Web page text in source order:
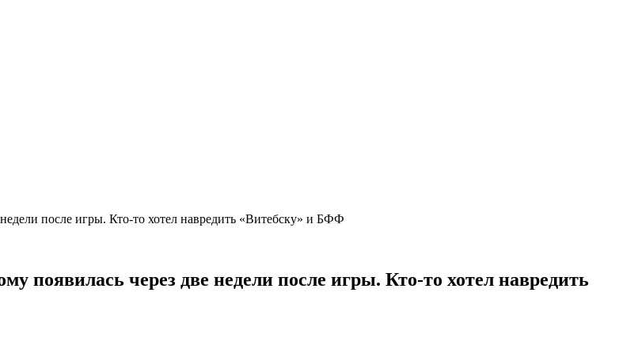
после игры. Кто-то хотел навредить «Витебску» и БФФ
появилась через две недели после игры. Кто-то хотел навредить